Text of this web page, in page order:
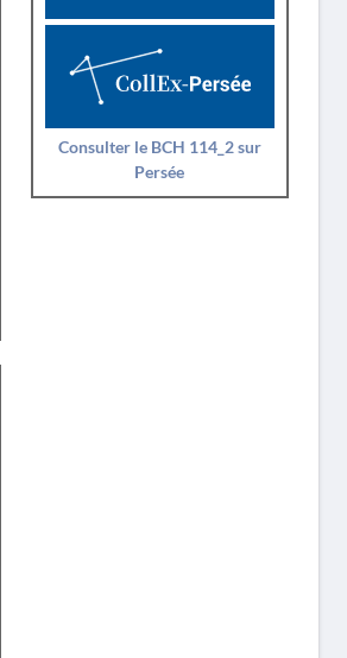
Consulter le BCH 114_2 sur
Persée